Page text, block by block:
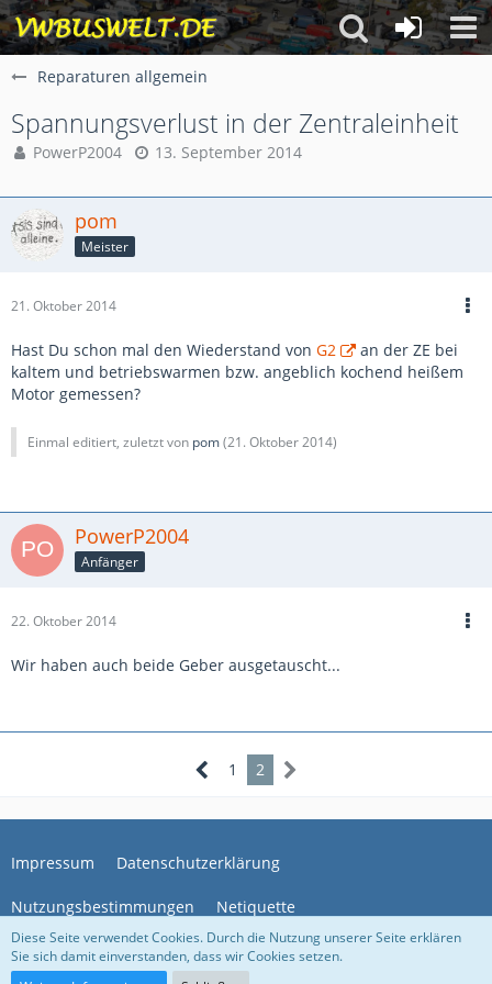
Reparaturen allgemein
Spannungsverlust in der Zentraleinheit
PowerP2004 13. September 2014
pom
Meister
21. Oktober 2014
Hast Du schon mal den Wiederstand von G2
an der ZE bei
kaltem und betriebswarmen bzw. angeblich kochend heißem
Motor gemessen?
Einmal editiert, zuletzt von pom(21. Oktober 2014)
PowerP2004
Anfänger
22. Oktober 2014
Wir haben auch beide Geber ausgetauscht...
1 2
Impressum Datenschutzerklärung
Nutzungsbestimmungen Netiquette
Diese Seite verwendet Cookies. Durch die Nutzung unserer Seite erklären
Sie sich damit einverstanden, dass wir Cookies setzen.